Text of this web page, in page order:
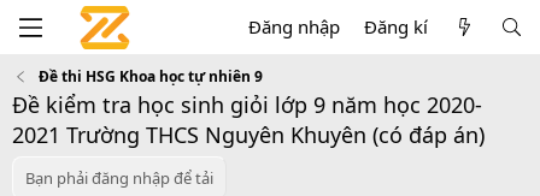
Đăng nhập Đăng kí
Đề thi HSG Khoa học tự nhiên 9
Đề kiểm tra học sinh giỏi lớp 9 năm học 2020-
2021 Trường THCS Nguyên Khuyên (có đáp án)
Bạn phải đăng nhập để tải